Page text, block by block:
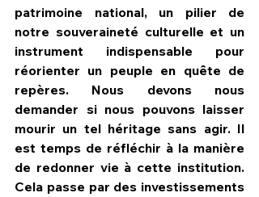
patrimoine national, un pilier de
notre souveraineté culturelle et un
instrument indispensable pour
réorienter un peuple en quête de
repères. Nous devons nous
demander si nous pouvons laisser
mourir un tel héritage sans agir. Il
est temps de réfléchir à la manière
de redonner vie à cette institution.
Cela passe par des investissements